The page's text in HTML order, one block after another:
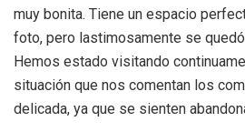
muy bonita. Tiene un espacio
foto, pero lastimosamente se
Hemos estado visitando
situación que nos comentan los
delicada, ya que se sienten